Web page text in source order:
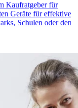
Kaufratgeber für
Geräte für effektive
Schulen oder den